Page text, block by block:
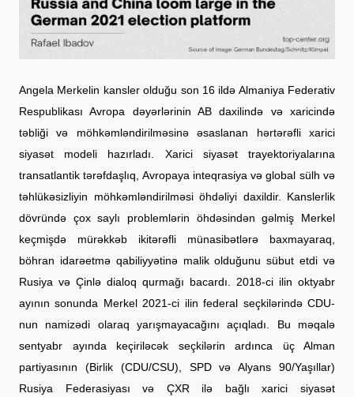
Angela Merkelin kansler olduğu son 16 ildə Almaniya Federativ
Respublikası Avropa dəyərlərinin AB daxilində və xaricində
təbliği və möhkəmləndirilməsinə əsaslanan hərtərəfli xarici
siyasət modeli hazırladı. Xarici siyasət trayektoriyalarına
transatlantik tərəfdaşlıq, Avropaya inteqrasiya və global sülh və
təhlükəsizliyin möhkəmləndirilməsi öhdəliyi daxildir. Kanslerlik
dövründə çox saylı problemlərin öhdəsindən gəlmiş Merkel
keçmişdə mürəkkəb ikitərəfli münasibətlərə baxmayaraq,
böhran idarəetmə qabiliyyətinə malik olduğunu sübut etdi və
Rusiya və Çinlə dialoq qurmağı bacardı. 2018-ci ilin oktyabr
ayının sonunda Merkel 2021-ci ilin federal seçkilərində CDU-
nun namizədi olaraq yarışmayacağını açıqladı. Bu məqalə
sentyabr ayında keçiriləcək seçkilərin ardınca üç Alman
partiyasının (Birlik (CDU/CSU), SPD və Alyans 90/Yaşıllar)
Rusiya Federasiyası və ÇXR ilə bağlı xarici siyasət